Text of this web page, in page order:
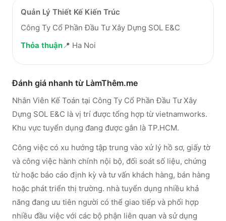
Quản Lý Thiết Kế Kiến Trúc
Công Ty Cổ Phần Đầu Tư Xây Dựng SOL E&C
Thỏa thuận📍 Ha Noi
Đánh giá nhanh từ LàmThêm.me
Nhân Viên Kế Toán tại Công Ty Cổ Phần Đầu Tư Xây
Dựng SOL E&C là vị trí được tổng hợp từ vietnamworks.
Khu vực tuyển dụng đang được gắn là TP.HCM.
Công việc có xu hướng tập trung vào xử lý hồ sơ, giấy tờ
và công việc hành chính nội bộ, đối soát số liệu, chứng
từ hoặc báo cáo định kỳ và tư vấn khách hàng, bán hàng
hoặc phát triển thị trường. nhà tuyển dụng nhiều khả
năng đang ưu tiên người có thể giao tiếp và phối hợp
nhiều đầu việc với các bộ phận liên quan và sử dụng